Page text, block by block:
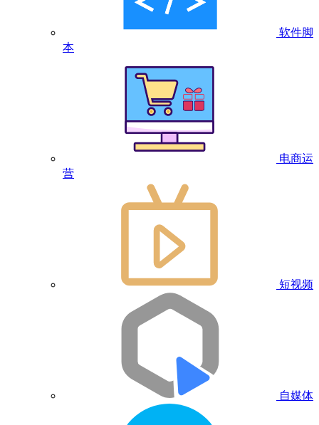
软件脚
本
电商运
营
短视频
自媒体